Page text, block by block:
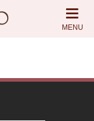
MENU